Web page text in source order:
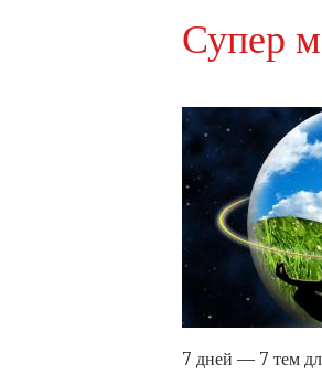
Супер
7 дней — 7 тем